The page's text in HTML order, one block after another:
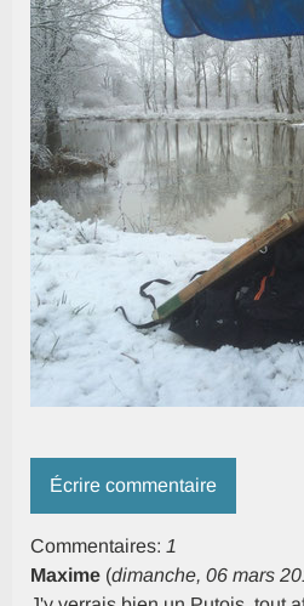
Écrire commentaire
Commentaires: 1
Maxime (dimanche, 06 mars